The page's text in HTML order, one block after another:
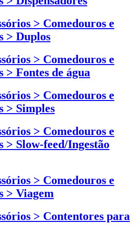
> Comedouros e
> Duplos
> Comedouros e
> Fontes de água
> Comedouros e
> Simples
> Comedouros e
> Slow-feed/Ingestão
> Comedouros e
> Viagem
> Contentores para